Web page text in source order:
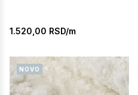
1.520,00 RSD/m
NOVO